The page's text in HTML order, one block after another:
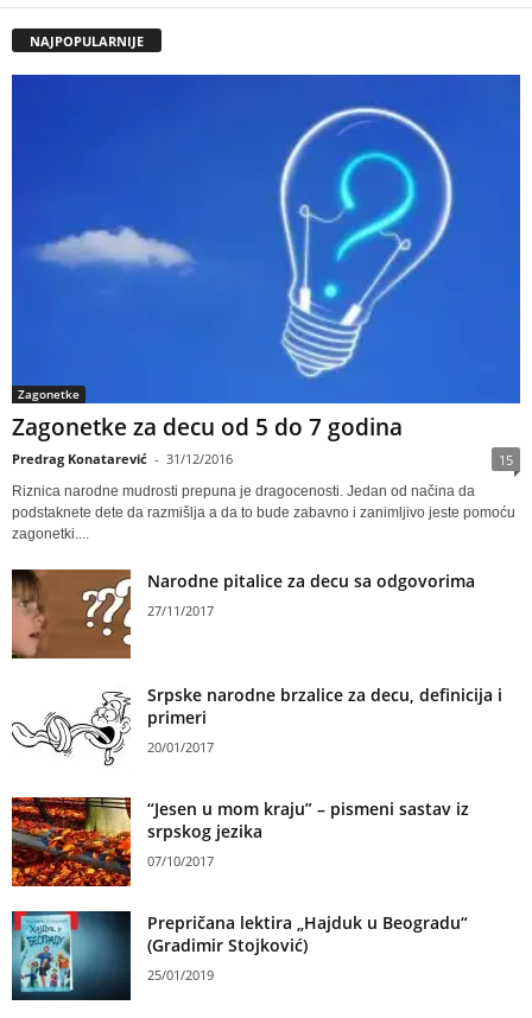
NAJPOPULARNIJE
Zagonetke
Zagonetke za decu od 5 do 7 godina
Predrag Konatarević - 31/12/2016 15
Riznica narodne mudrosti prepuna je dragocenosti. Jedan od načina da
podstaknete dete da razmišlja a da to bude zabavno i zanimljivo jeste pomoću
zagonetki....
Narodne pitalice za decu sa odgovorima
27/11/2017
Srpske narodne brzalice za decu, definicija i
primeri
20/01/2017
“Jesen u mom kraju” – pismeni sastav iz
srpskog jezika
07/10/2017
Prepričana lektira „Hajduk u Beogradu“
(Gradimir Stojković)
25/01/2019